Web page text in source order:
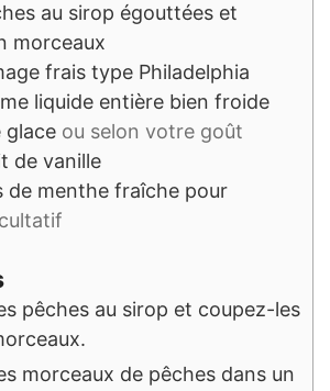
au sirop égouttées et
morceaux
frais type Philadelphia
liquide entière bien froide
glace ou selon votre goût
de vanille
de menthe fraîche pour
pêches au sirop et coupez-les
morceaux de pêches dans un